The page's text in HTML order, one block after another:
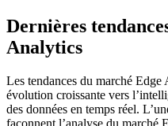
Dernières
Analytics
Les tendances du marché
évolution croissante vers
des données en temps réel.
façonnent l’analyse du marché